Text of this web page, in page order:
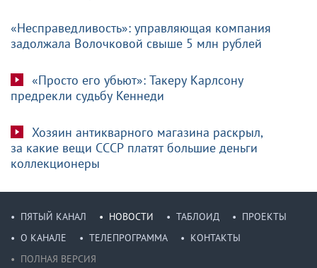
«Несправедливость»: управляющая компания
задолжала Волочковой свыше 5 млн рублей
«Просто его убьют»: Такеру Карлсону
предрекли судьбу Кеннеди
Хозяин антикварного магазина раскрыл,
за какие вещи СССР платят большие деньги
коллекционеры
ПЯТЫЙ КАНАЛ НОВОСТИ ТАБЛОИД
ПРОЕКТЫ
О КАНАЛЕ
ТЕЛЕПРОГРАММА
КОНТАКТЫ
ПОЛНАЯ ВЕРСИЯ